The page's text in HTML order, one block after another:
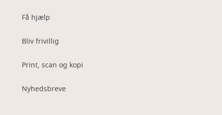
Få hjælp
Bliv frivillig
Print, scan og kopi
Nyhedsbreve